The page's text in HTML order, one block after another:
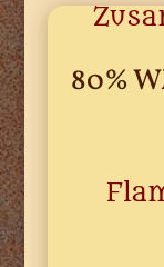
80%